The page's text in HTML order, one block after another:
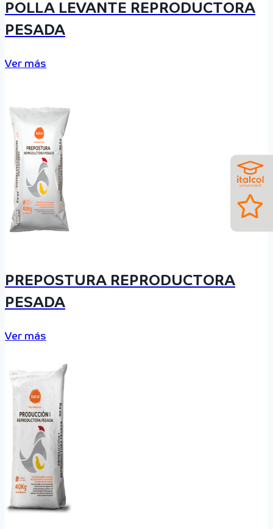
POLLA LEVANTE REPRODUCTORA
PESADA
Ver más
PREPOSTURA REPRODUCTORA
PESADA
Ver más